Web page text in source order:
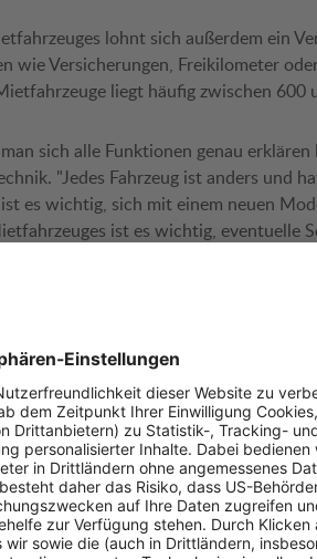
lohnt sich außerdem ein
wie Versicherungen, Freikilometer
liegt häufig zwischen 600
sich alle Funktionen genau
"Jedes Fahrzeug ist anders und
es wichtig, sich mit einem neuen
ist es wichtig, eventuelle
zu dokumentieren.
sicheren Start in die Campingsaison,
möglichst stressfrei zu gestalten,
sollte sie schrittweise und
sondern auch während der Saison
kontrolliert werden.
Überprüfung (G107) an –
120 120 und unter